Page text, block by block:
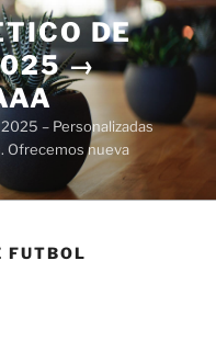
DE
→
– Personalizadas
Ofrecemos nueva
FUTBOL